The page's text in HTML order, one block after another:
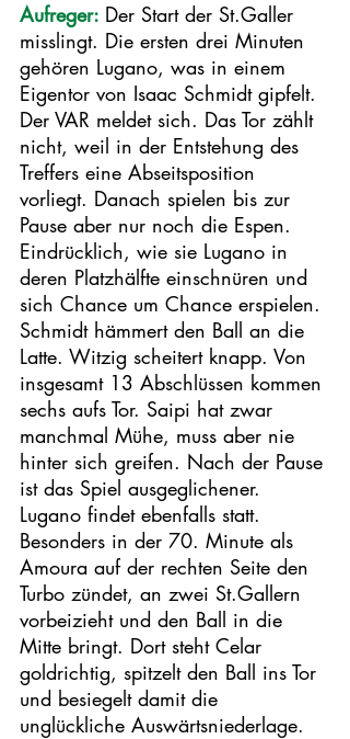
Aufreger: Der Start der St.Galler
misslingt. Die ersten drei Minuten
gehören Lugano, was in einem
Eigentor von Isaac Schmidt gipfelt.
Der VAR meldet sich. Das Tor zählt
nicht, weil in der Entstehung des
Treffers eine Abseitsposition
vorliegt. Danach spielen bis zur
Pause aber nur noch die Espen.
Eindrücklich, wie sie Lugano in
deren Platzhälfte einschnüren und
sich Chance um Chance erspielen.
Schmidt hämmert den Ball an die
Latte. Witzig scheitert knapp. Von
insgesamt 13 Abschlüssen kommen
sechs aufs Tor. Saipi hat zwar
manchmal Mühe, muss aber nie
hinter sich greifen. Nach der Pause
ist das Spiel ausgeglichener.
Lugano findet ebenfalls statt.
Besonders in der 70. Minute als
Amoura auf der rechten Seite den
Turbo zündet, an zwei St.Gallern
vorbeizieht und den Ball in die
Mitte bringt. Dort steht Celar
goldrichtig, spitzelt den Ball ins Tor
und besiegelt damit die
unglückliche Auswärtsniederlage.